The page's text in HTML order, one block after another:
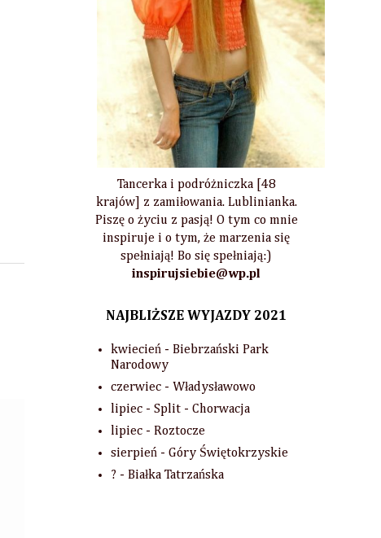
Tancerka i podróżniczka [48
krajów] z zamiłowania. Lublinianka.
Piszę o życiu z pasją! O tym co mnie
inspiruje i o tym, że marzenia się
spełniają! Bo się spełniają:)
inspirujsiebie@wp.pl
NAJBLIŻSZE WYJAZDY 2021
kwiecień - Biebrzański Park
Narodowy
czerwiec - Władysławowo
lipiec - Split - Chorwacja
lipiec - Roztocze
sierpień - Góry Świętokrzyskie
? - Białka Tatrzańska